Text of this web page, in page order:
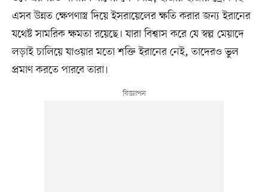
এসব উন্নত ক্ষেপণাস্ত্র দিয়ে ইসরায়েলের ক্ষতি করার জন্য ইরানের
যথেষ্ট সামরিক ক্ষমতা রয়েছে। যারা বিশ্বাস করে যে স্বল্প মেয়াদে
লড়াই চালিয়ে যাওয়ার মতো শক্তি ইরানের নেই, তাদেরও ভুল
প্রমাণ করতে পারবে তারা।